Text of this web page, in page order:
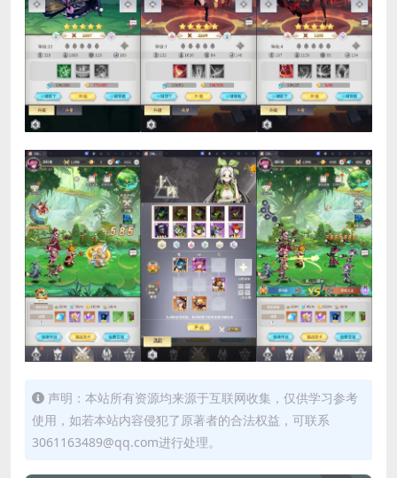
声明：本站所有资源均来源于互联网收集，仅供学习参考
使用，如若本站内容侵犯了原著者的合法权益，可联系
3061163489@qq.com进行处理。